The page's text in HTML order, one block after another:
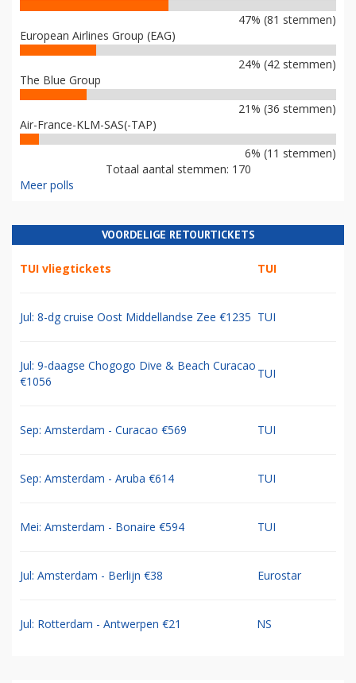
47% (81 stemmen)
European Airlines Group (EAG)
24% (42 stemmen)
The Blue Group
21% (36 stemmen)
Air-France-KLM-SAS(-TAP)
6% (11 stemmen)
Totaal aantal stemmen: 170
Meer polls
VOORDELIGE RETOURTICKETS
TUI vliegtickets TUI
Jul: 8-dg cruise Oost Middellandse Zee €1235 TUI
Jul: 9-daagse Chogogo Dive & Beach Curacao
€1056
TUI
Sep: Amsterdam - Curacao €569 TUI
Sep: Amsterdam - Aruba €614 TUI
Mei: Amsterdam - Bonaire €594 TUI
Jul: Amsterdam - Berlijn €38 Eurostar
Jul: Rotterdam - Antwerpen €21 NS